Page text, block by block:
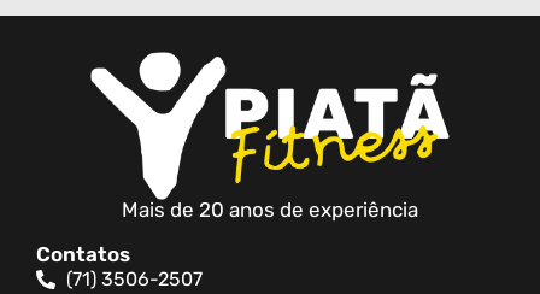
Mais de 20 anos de experiência
Contatos
(71) 3506-2507